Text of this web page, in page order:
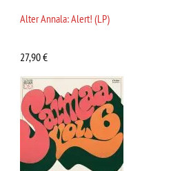
Alter Annala: Alert! (LP)
27,90€